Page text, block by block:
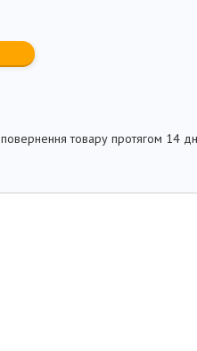
повернення товару протягом 14